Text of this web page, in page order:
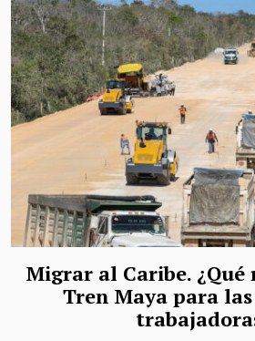
Migrar al Caribe. ¿Qué
Tren Maya para